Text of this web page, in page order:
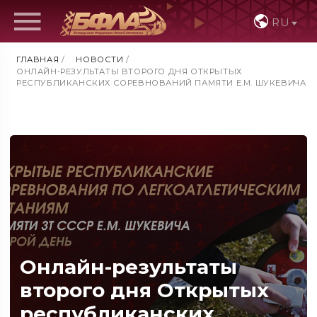
RU
ГЛАВНАЯ / НОВОСТИ /
ОНЛАЙН-РЕЗУЛЬТАТЫ ВТОРОГО ДНЯ ОТКРЫТЫХ
РЕСПУБЛИКАНСКИХ СОРЕВНОВАНИЙ ПАМЯТИ Е.М. ШУКЕВИЧА
Онлайн-результаты
второго дня Открытых